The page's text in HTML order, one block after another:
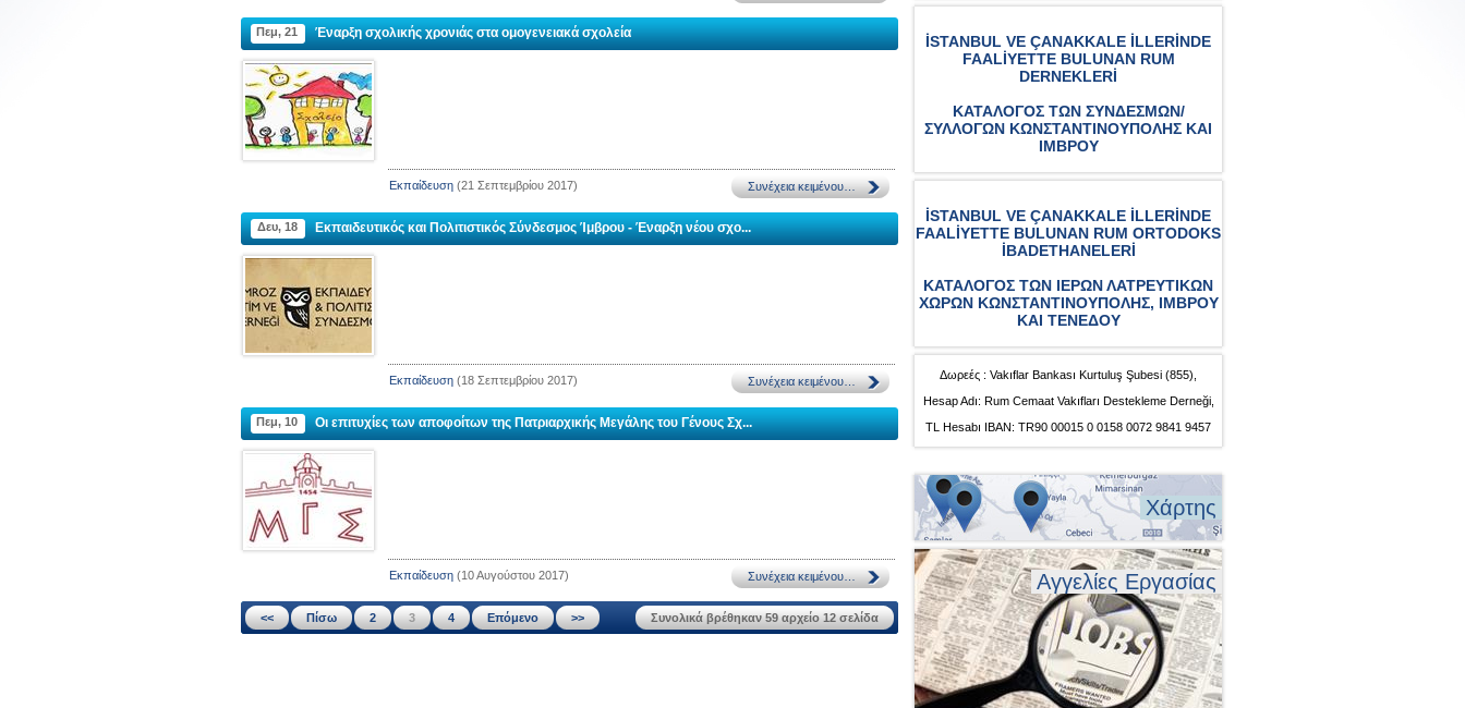
Πεμ, 21 Έναρξη σχολικής χρονιάς στα ομογενειακά σχολεία
Εκπαίδευση (21 Σεπτεμβρίου 2017)
Δευ, 18 Εκπαιδευτικός και Πολιτιστικός Σύνδεσμος Ίμβρου - Έναρξη νέου σχο...
Εκπαίδευση (18 Σεπτεμβρίου 2017)
Πεμ, 10 Οι επιτυχίες των αποφοίτων της Πατριαρχικής Μεγάλης του Γένους Σχ...
Εκπαίδευση (10 Αυγούστου 2017)
Συνολικά βρέθηκαν 59 αρχείο 12 σελίδα
<< Πίσω 2 3 4 Επόμενο >>
İSTANBUL VE ÇANAKKALE İLLERİNDE
FAALİYETTE BULUNAN RUM
DERNEKLERİ
ΚΑΤΑΛΟΓΟΣ ΤΩΝ ΣΥΝΔΕΣΜΩΝ/
ΣΥΛΛΟΓΩΝ ΚΩΝΣΤΑΝΤΙΝΟΥΠΟΛΗΣ ΚΑΙ
ΙΜΒΡΟΥ
İSTANBUL VE ÇANAKKALE İLLERİNDE
FAALİYETTE BULUNAN RUM ORTODOKS
İBADETHANELERİ
ΚΑΤΑΛΟΓΟΣ ΤΩΝ ΙΕΡΩΝ ΛΑΤΡΕΥΤΙΚΩΝ
ΧΩΡΩΝ ΚΩΝΣΤΑΝΤΙΝΟΥΠΟΛΗΣ, ΙΜΒΡΟΥ
ΚΑΙ ΤΕΝΕΔΟΥ
Δωρεές : Vakıflar Bankası Kurtuluş Şubesi (855),
Hesap Adı: Rum Cemaat Vakıfları Destekleme Derneği,
TL Hesabı IBAN: TR90 00015 0 0158 0072 9841 9457
Χάρτης
Αγγελίες Εργασίας